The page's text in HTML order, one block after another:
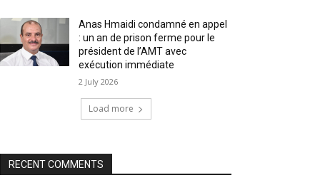
Anas Hmaidi condamné en appel
: un an de prison ferme pour le
président de l’AMT avec
exécution immédiate
2 July 2026
Load more
RECENT COMMENTS